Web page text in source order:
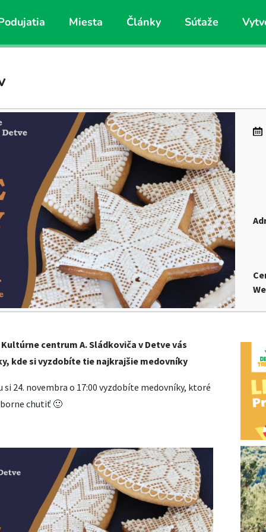
Miesta Články Súťaže
centrum A. Sládkoviča v Detve vás
kde si vyzdobíte tie najkrajšie medovníky
24. novembra o 17:00 vyzdobíte medovníky, ktoré
chutiť 🙂